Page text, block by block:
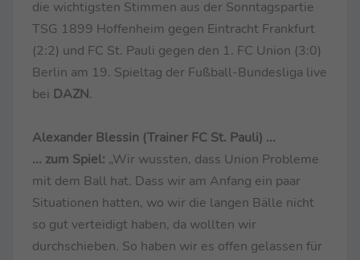
die wichtigsten Stimmen aus der Sonntagspartie
TSG 1899 Hoffenheim gegen Eintracht Frankfurt
(2:2) und FC St. Pauli gegen den 1. FC Union (3:0)
Berlin am 19. Spieltag der Fußball-Bundesliga live
bei DAZN.
Alexander Blessin (Trainer FC St. Pauli) ...
... zum Spiel: „Wir wussten, dass Union Probleme
mit dem Ball hat. Dass wir am Anfang ein paar
Situationen hatten, wo wir die langen Bälle nicht
so gut verteidigt haben, da wollten wir
durchschieben. So haben wir es offen gelassen für